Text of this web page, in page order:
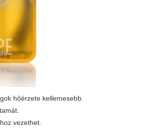
hőérzete kellemesebb.
vezethet.